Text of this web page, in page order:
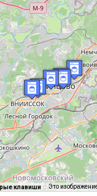
клавиши Это